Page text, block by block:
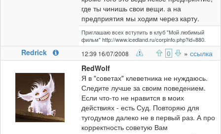
где ты чинишь свои вещи. а на
предприятия мы ходим через карту.
Приглашаю всех вступить в клуб "Мой любимый
фильм" http://www.icedland.ru/corpinfo.php?id=880.
Redrick 12:39 16/07/2008 0 » ссылка
RedWolf
Я в "советах" клеветника не нуждаюсь.
Следите лучше за своим поведением.
Если что-то не нравится в моих
действиях - есть Суд. Повторяю для
тугодумов далеко не в первый раз. А про
корректность советую Вам